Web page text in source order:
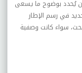
أن يُحدد بوضوح ما يسعى
في رسم الإطار
سواء كانت وصفية